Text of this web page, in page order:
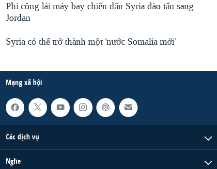
Phi công lái máy bay chiến đấu Syria đào tẩu sang
Jordan
Syria có thể trở thành một 'nước Somalia mới'
Mạng xã hội
Các dịch vụ
Nghe